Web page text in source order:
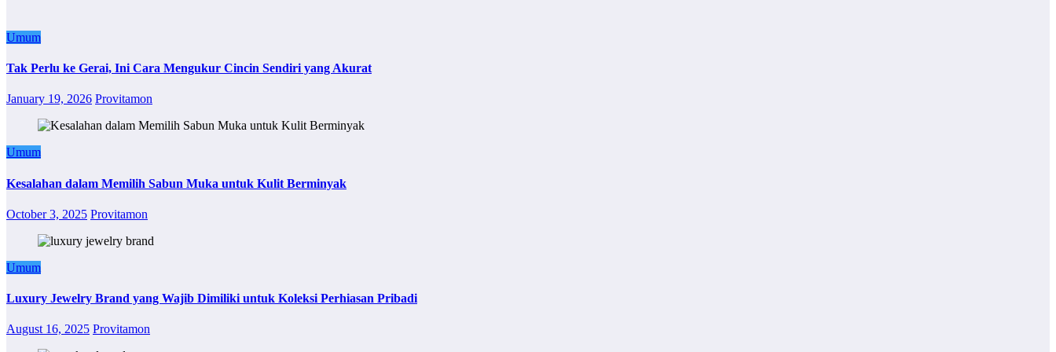
Umum
Tak Perlu ke Gerai, Ini Cara Mengukur Cincin Sendiri yang Akurat
January 19, 2026 Provitamon
Umum
Kesalahan dalam Memilih Sabun Muka untuk Kulit Berminyak
October 3, 2025 Provitamon
Umum
Luxury Jewelry Brand yang Wajib Dimiliki untuk Koleksi Perhiasan Pribadi
August 16, 2025 Provitamon